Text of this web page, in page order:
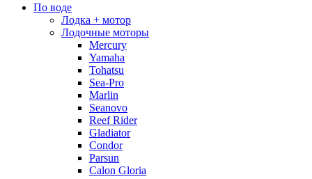
По воде
Лодка + мотор
Лодочные моторы
Mercury
Yamaha
Tohatsu
Sea-Pro
Marlin
Seanovo
Reef Rider
Gladiator
Condor
Parsun
Calon Gloria